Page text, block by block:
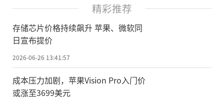
精彩推荐
存储芯片价格持续飙升 苹果、微软同
日宣布提价
2026-06-26 13:41:57
成本压力加剧，苹果Vision Pro入门价
或涨至3699美元